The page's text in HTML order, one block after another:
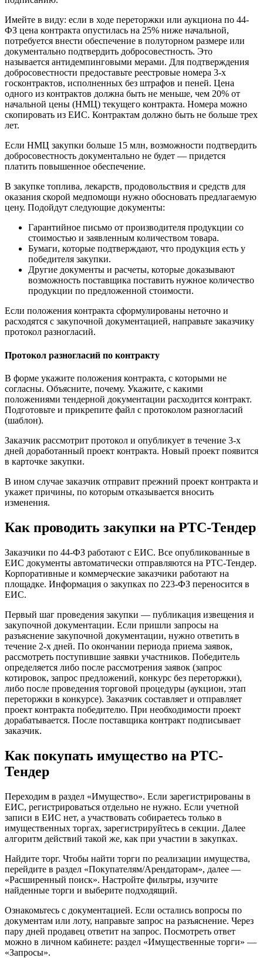
Имейте в виду: если в ходе переторжки или аукциона по 44-
ФЗ цена контракта опустилась на 25% ниже начальной,
потребуется внести обеспечение в полуторном размере или
документально подтвердить добросовестность. Это
называется антидемпинговыми мерами. Для подтверждения
добросовестности предоставьте реестровые номера 3-х
госконтрактов, исполненных без штрафов и пеней. Цена
одного из контрактов должна быть не меньше, чем 20% от
начальной цены (НМЦ) текущего контракта. Номера можно
скопировать из ЕИС. Контрактам должно быть не больше трех
лет.
Если НМЦ закупки больше 15 млн, возможности подтвердить
добросовестность документально не будет — придется
платить повышенное обеспечение.
В закупке топлива, лекарств, продовольствия и средств для
оказания скорой медпомощи нужно обосновать предлагаемую
цену. Подойдут следующие документы:
Гарантийное письмо от производителя продукции со
стоимостью и заявленным количеством товара.
Бумаги, которые подтверждают, что продукция есть у
победителя закупки.
Другие документы и расчеты, которые доказывают
возможность поставщика поставить нужное количество
продукции по предложенной стоимости.
Если положения контракта сформулированы неточно и
расходятся с закупочной документацией, направьте заказчику
протокол разногласий.
Протокол разногласий по контракту
В форме укажите положения контракта, с которыми не
согласны. Объясните, почему. Укажите, с какими
положениями тендерной документации расходится контракт.
Подготовьте и прикрепите файл с протоколом разногласий
(шаблон).
Заказчик рассмотрит протокол и опубликует в течение 3-х
дней доработанный проект контракта. Новый проект появится
в карточке закупки.
В ином случае заказчик отправит прежний проект контракта и
укажет причины, по которым отказывается вносить
изменения.
Как проводить закупки на РТС-Тендер
Заказчики по 44-ФЗ работают с ЕИС. Все опубликованные в
ЕИС документы автоматически отправляются на РТС-Тендер.
Корпоративные и коммерческие заказчики работают на
площадке. Информация о закупках по 223-ФЗ переносится в
ЕИС.
Первый шаг проведения закупки — публикация извещения и
закупочной документации. Если пришли запросы на
разъяснение закупочной документации, нужно ответить в
течение 2-х дней. По окончании периода приема заявок,
рассмотреть поступившие заявки участников. Победитель
определяется либо после рассмотрения заявок (запрос
котировок, запрос предложений, конкурс без переторжки),
либо после проведения торговой процедуры (аукцион, этап
переторжки в конкурсе). Заказчик составляет и отправляет
проект контракта победителю. При необходимости проект
дорабатывается. После поставщика контракт подписывает
заказчик.
Как покупать имущество на РТС-
Тендер
Переходим в раздел «Имущество». Если зарегистрированы в
ЕИС, регистрироваться отдельно не нужно. Если учетной
записи в ЕИС нет, а участвовать собираетесь только в
имущественных торгах, зарегистрируйтесь в секции. Далее
алгоритм действий такой же, как при участии в закупках.
Найдите торг. Чтобы найти торги по реализации имущества,
перейдите в раздел «Покупателям/Арендаторам», далее —
«Расширенный поиск». Настройте фильтры, изучите
найденные торги и выберите подходящий.
Ознакомьтесь с документацией. Если остались вопросы по
документам или лоту, направьте запрос на разъяснение. Через
пару дней продавец ответит на запрос. Посмотреть ответ
можно в личном кабинете: раздел «Имущественные торги» —
«Запросы».